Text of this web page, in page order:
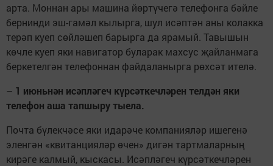
арта. Моннан ары машина йөртүчегә телефонга бәйле
бернинди эш-гамәл кылырга, шул исәптән аны колакка
терәп куеп сөйләшеп барырга да ярамый. Тавышын
көчле куеп яки навигатор буларак махсус җайланмага
беркетелгән телефоннан файдаланырга рөхсәт ителә.
– 1 июньнән исәпләгеч күрсәткечләрен телдән яки
телефон аша тапшыру тыела.
Почта бүлекчәсе яки идарәче компанияләр ишегенә
эленгән «квитанцияләр өчен» дигән тартмаларның
кирәге калмый, кыскасы. Исәпләгеч күрсәткечләрен